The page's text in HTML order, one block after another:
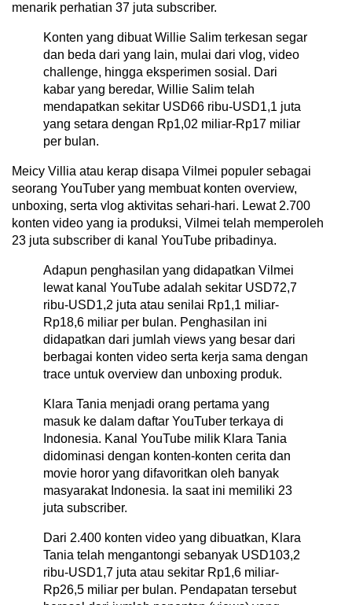
menarik perhatian 37 juta subscriber.
Konten yang dibuat Willie Salim terkesan segar
dan beda dari yang lain, mulai dari vlog, video
challenge, hingga eksperimen sosial. Dari
kabar yang beredar, Willie Salim telah
mendapatkan sekitar USD66 ribu-USD1,1 juta
yang setara dengan Rp1,02 miliar-Rp17 miliar
per bulan.
Meicy Villia atau kerap disapa Vilmei populer sebagai
seorang YouTuber yang membuat konten overview,
unboxing, serta vlog aktivitas sehari-hari. Lewat 2.700
konten video yang ia produksi, Vilmei telah memperoleh
23 juta subscriber di kanal YouTube pribadinya.
Adapun penghasilan yang didapatkan Vilmei
lewat kanal YouTube adalah sekitar USD72,7
ribu-USD1,2 juta atau senilai Rp1,1 miliar-
Rp18,6 miliar per bulan. Penghasilan ini
didapatkan dari jumlah views yang besar dari
berbagai konten video serta kerja sama dengan
trace untuk overview dan unboxing produk.
Klara Tania menjadi orang pertama yang
masuk ke dalam daftar YouTuber terkaya di
Indonesia. Kanal YouTube milik Klara Tania
didominasi dengan konten-konten cerita dan
movie horor yang difavoritkan oleh banyak
masyarakat Indonesia. Ia saat ini memiliki 23
juta subscriber.
Dari 2.400 konten video yang dibuatkan, Klara
Tania telah mengantongi sebanyak USD103,2
ribu-USD1,7 juta atau sekitar Rp1,6 miliar-
Rp26,5 miliar per bulan. Pendapatan tersebut